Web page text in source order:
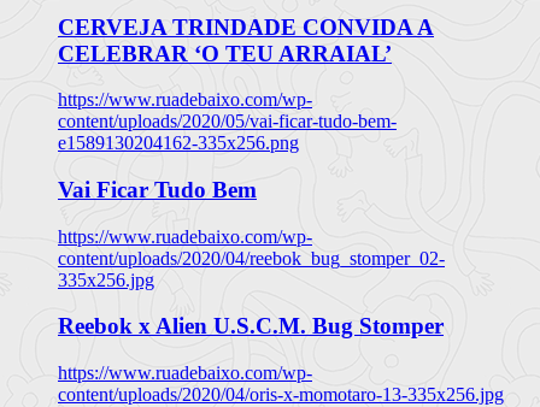
CERVEJA TRINDADE CONVIDA A
CELEBRAR ‘O TEU ARRAIAL’
https://www.ruadebaixo.com/wp-
content/uploads/2020/05/vai-ficar-tudo-bem-
e1589130204162-335x256.png
Vai Ficar Tudo Bem
https://www.ruadebaixo.com/wp-
content/uploads/2020/04/reebok_bug_stomper_02-
335x256.jpg
Reebok x Alien U.S.C.M. Bug Stomper
https://www.ruadebaixo.com/wp-
content/uploads/2020/04/oris-x-momotaro-13-335x256.jpg